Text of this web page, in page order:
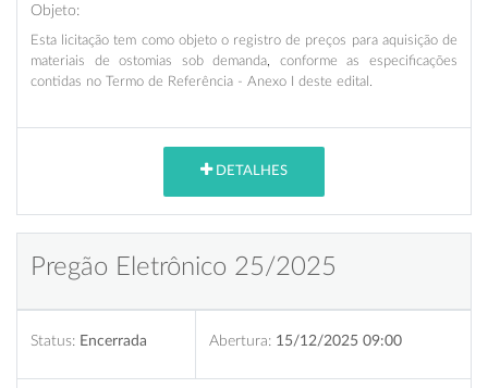
Objeto:
Esta licitação tem como objeto o registro de preços para aquisição de
materiais de ostomias sob demanda
conforme as especificações
contidas no Termo de Referência - Anexo I deste edital.
DETALHES
Pregão Eletrônico 25/2025
Status: Encerrada Abertura: 15/12/2025 09:00